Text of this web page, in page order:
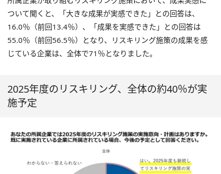
ついて聞くと、「大きな成果が実感できた」との回答は、
16.0％（前回13.4％）、「成果を実感できた」との回答は
55.0％（前回56.5％）となり、リスキリング施策の成果を感
じている企業は、全体で71％となりました。
2025年度のリスキリング、全体の約40％が実
施予定